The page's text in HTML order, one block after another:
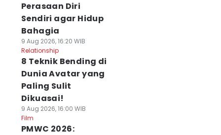
Perasaan Diri
Sendiri agar Hidup
Bahagia
9 Aug 2026, 16:20 WIB
Relationship
8 Teknik Bending di
Dunia Avatar yang
Paling Sulit
Dikuasai!
9 Aug 2026, 16:00 WIB
Film
PMWC 2026: